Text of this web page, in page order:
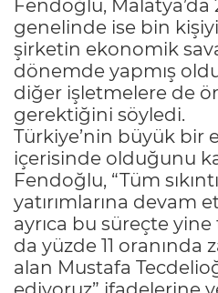
Fendoğlu, Malatya’da
genelinde ise bin
şirketin ekonomik
dönemde yapmış
diğer işletmelere de
gerektiğini söyledi.
Türkiye’nin büyük bir
içerisinde olduğunu
Fendoğlu, “Tüm
yatırımlarına devam
ayrıca bu süreçte yine
da yüzde 11 oranında
alan Mustafa